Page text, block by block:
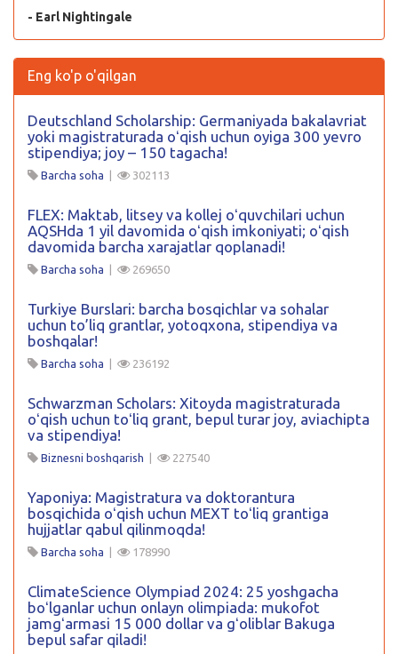
- Earl Nightingale
Eng ko'p o'qilgan
Deutschland Scholarship: Germaniyada bakalavriat
yoki magistraturada oʻqish uchun oyiga 300 yevro
stipendiya; joy – 150 tagacha!
Barcha soha 302113
FLEX: Maktab, litsey va kollej oʻquvchilari uchun
AQSHda 1 yil davomida oʻqish imkoniyati; oʻqish
davomida barcha xarajatlar qoplanadi!
Barcha soha 269650
Turkiye Burslari: barcha bosqichlar va sohalar
uchun to’liq grantlar, yotoqxona, stipendiya va
boshqalar!
Barcha soha 236192
Schwarzman Scholars: Xitoyda magistraturada
oʻqish uchun toʻliq grant, bepul turar joy, aviachipta
va stipendiya!
Biznesni boshqarish 227540
Yaponiya: Magistratura va doktorantura
bosqichida oʻqish uchun MEXT toʻliq grantiga
hujjatlar qabul qilinmoqda!
Barcha soha 178990
ClimateScience Olympiad 2024: 25 yoshgacha
boʻlganlar uchun onlayn olimpiada: mukofot
jamgʻarmasi 15 000 dollar va gʻoliblar Bakuga
bepul safar qiladi!